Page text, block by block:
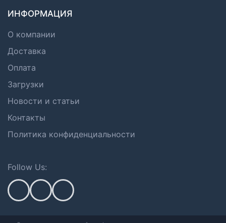
ИНФОРМАЦИЯ
О компании
Доставка
Оплата
Загрузки
Новости и статьи
Контакты
Политика конфиденциальности
Follow Us: